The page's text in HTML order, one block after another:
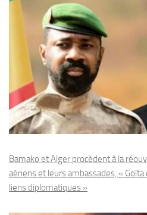
Bamako et Alger procèdent à la
aériens et leurs ambassades, «
liens diplomatiques »